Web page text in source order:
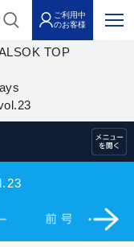
ご利用中
のお客様
TOP